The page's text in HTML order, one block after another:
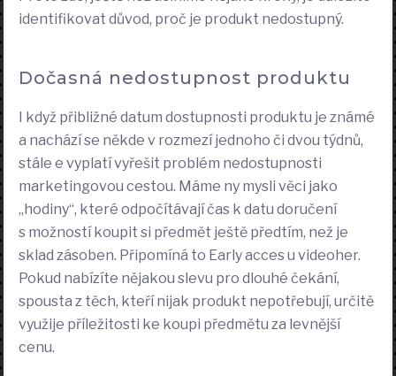
identifikovat důvod, proč je produkt nedostupný.
Dočasná nedostupnost produktu
I když přibližné datum dostupnosti produktu je známé
a nachází se někde v rozmezí jednoho či dvou týdnů,
stále e vyplatí vyřešit problém nedostupnosti
marketingovou cestou. Máme ny mysli věci jako
„hodiny“, které odpočítávají čas k datu doručení
s možností koupit si předmět ještě předtím, než je
sklad zásoben. Připomíná to Early acces u videoher.
Pokud nabízíte nějakou slevu pro dlouhé čekání,
spousta z těch, kteří nijak produkt nepotřebují, určitě
využije příležitosti ke koupi předmětu za levnější
cenu.